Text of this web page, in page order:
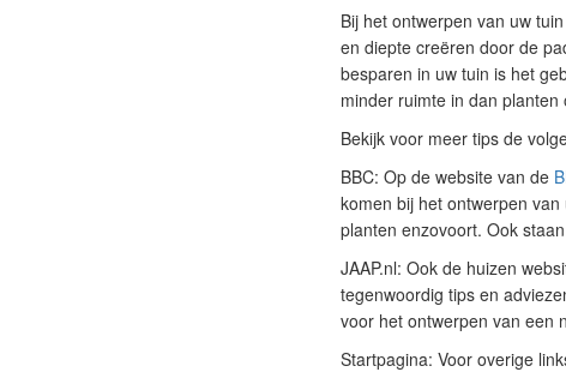
Bij het ontwerpen van uw
en diepte creëren door de
besparen in uw tuin is het
minder ruimte in dan
Bekijk voor meer tips de
BBC: Op de website van de
komen bij het ontwerpen
planten enzovoort. Ook
JAAP.nl: Ook de huizen
tegenwoordig tips en
voor het ontwerpen van een
Startpagina: Voor overige